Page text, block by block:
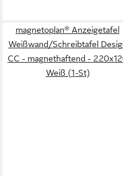
magnetoplan® Anzeigetafel
Weißwand/Schreibtafel
CC - magnethaftend -
Weiß (1-St)